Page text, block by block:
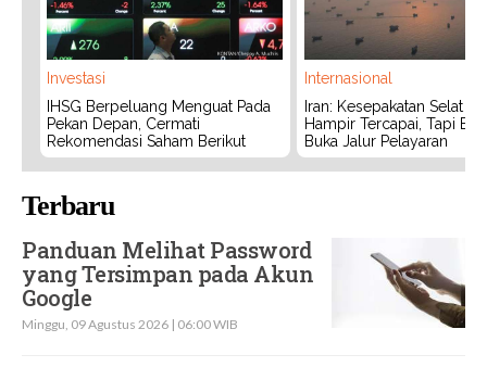
Investasi
IHSG Berpeluang Menguat Pada
Pekan Depan, Cermati
Rekomendasi Saham Berikut
Internasional
Iran: Kesepakatan Selat
Hampir Tercapai, Tapi
Buka Jalur Pelayaran
Terbaru
Panduan Melihat Password
yang Tersimpan pada Akun
Google
Minggu, 09 Agustus 2026 | 06:00 WIB